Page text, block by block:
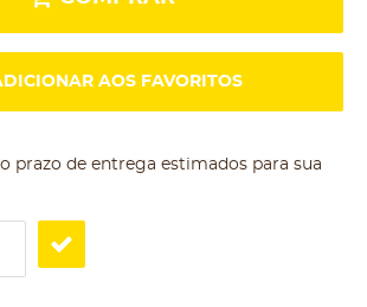
AOS FAVORITOS
prazo de entrega estimados para sua